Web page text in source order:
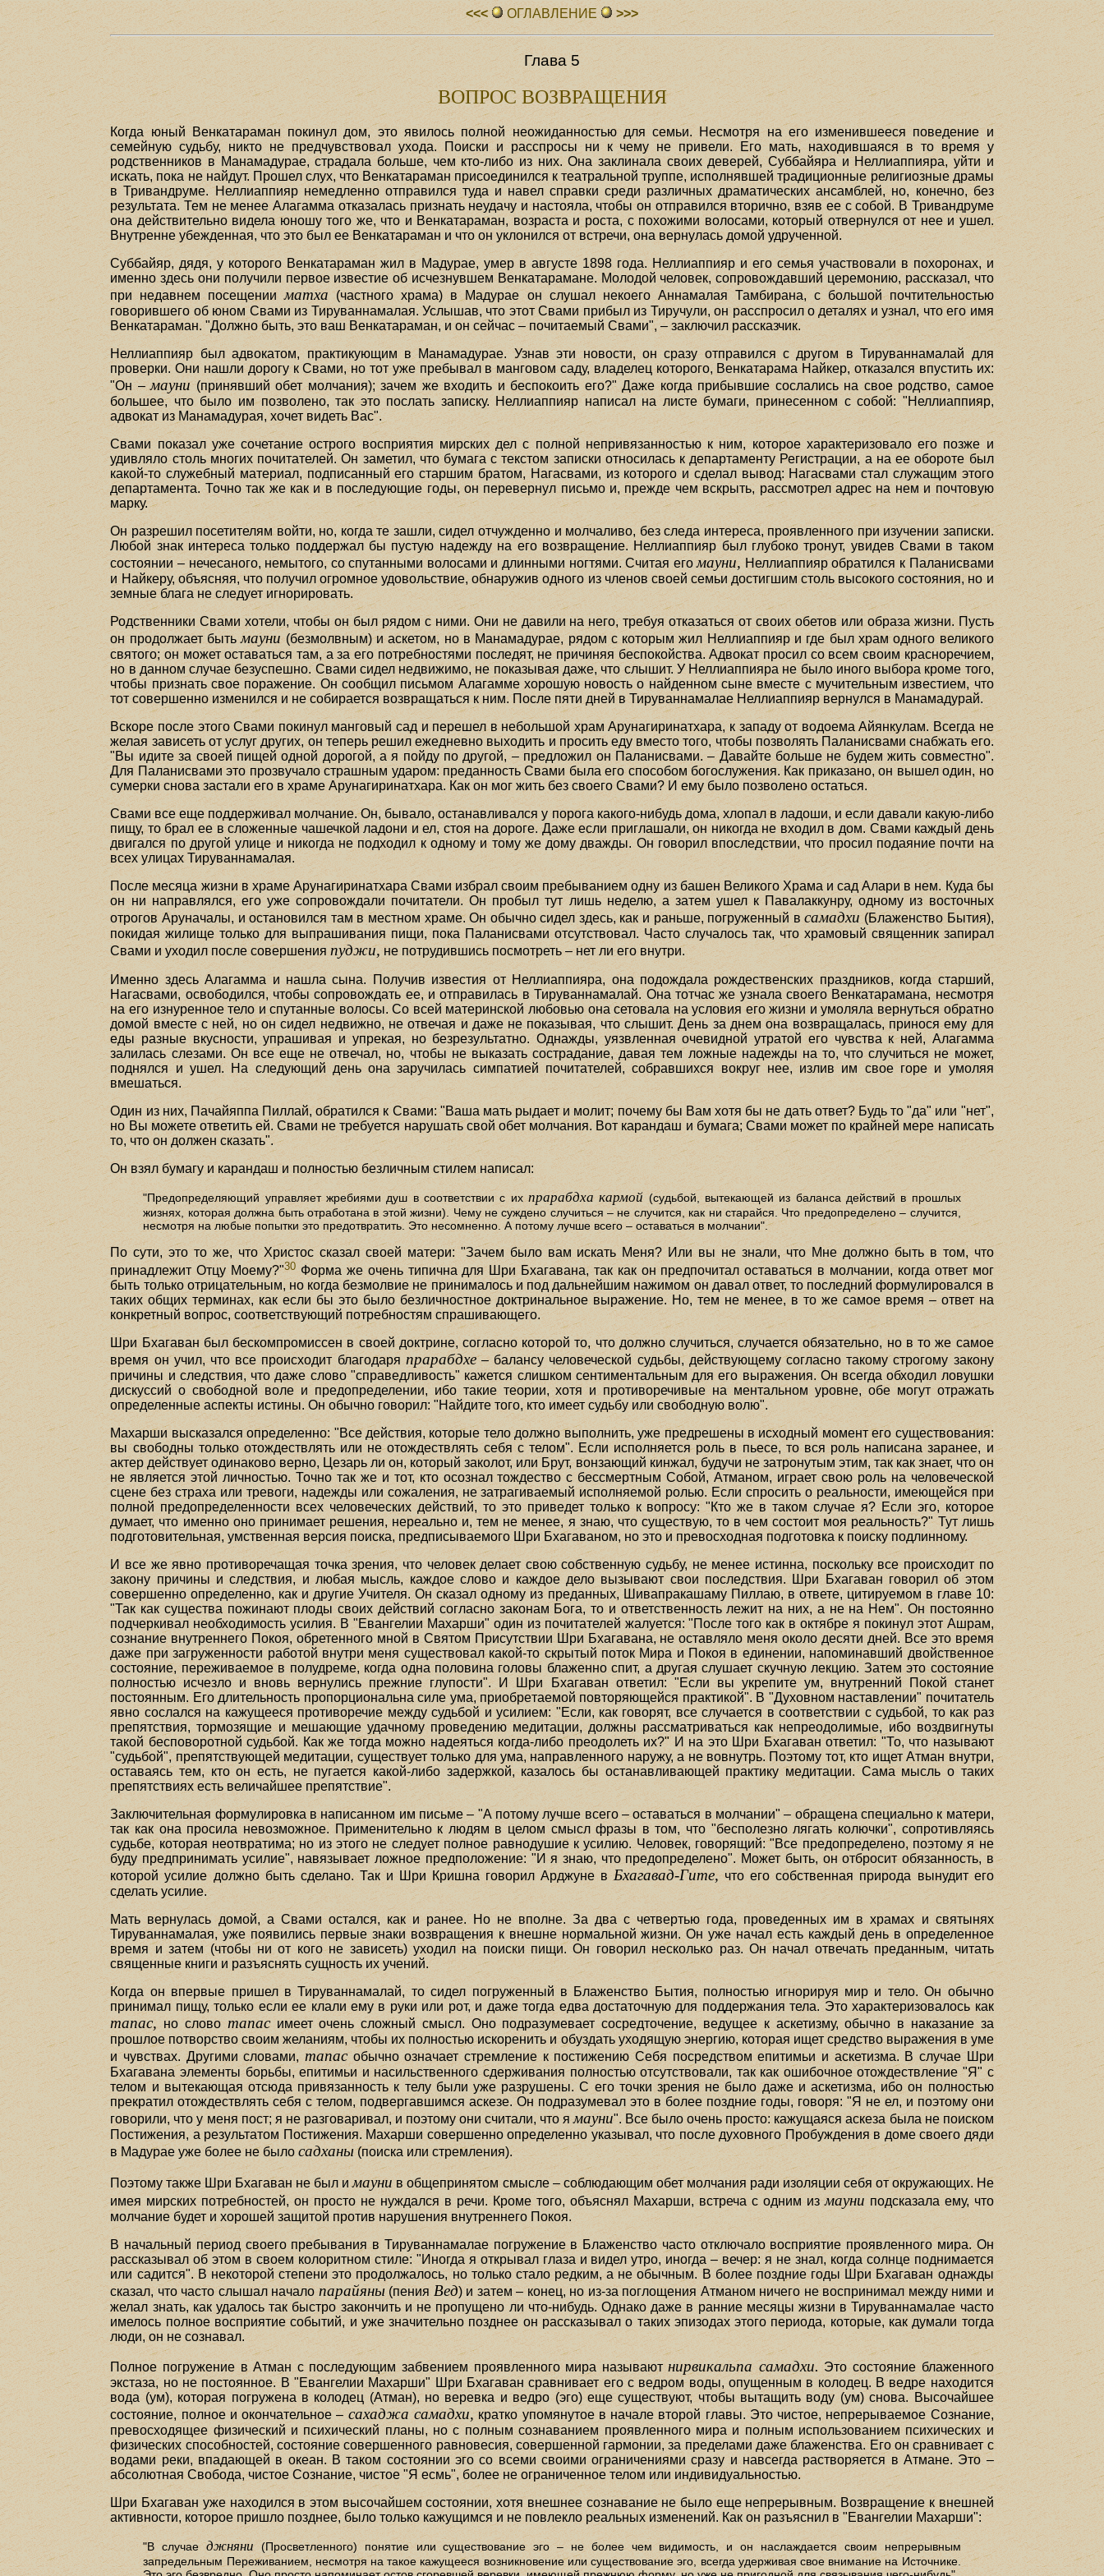
<<< ОГЛАВЛЕHИЕ >>>
Глава 5
ВОПРОС ВОЗВРАЩЕНИЯ
Когда юный Венкатараман покинул дом, это явилось полной неожиданностью для семьи. Несмотря на его изменившееся поведение и
семейную судьбу, никто не предчувствовал ухода. Поиски и расспросы ни к чему не привели. Его мать, находившаяся в то время у
родственников в Манамадурае, страдала больше, чем кто-либо из них. Она заклинала своих деверей, Суббайяра и Неллиаппияра, уйти и
искать, пока не найдут. Прошел слух, что Венкатараман присоединился к театральной труппе, исполнявшей традиционные религиозные драмы
в Тривандруме. Неллиаппияр немедленно отправился туда и навел справки среди различных драматических ансамблей, но, конечно, без
результата. Тем не менее Алагамма отказалась признать неудачу и настояла, чтобы он отправился вторично, взяв ее с собой. В Тривандруме
она действительно видела юношу того же, что и Венкатараман, возраста и роста, с похожими волосами, который отвернулся от нее и ушел.
Внутренне убежденная, что это был ее Венкатараман и что он уклонился от встречи, она вернулась домой удрученной.
Суббайяр, дядя, у которого Венкатараман жил в Мадурае, умер в августе 1898 года. Неллиаппияр и его семья участвовали в похоронах, и
именно здесь они получили первое известие об исчезнувшем Венкатарамане. Молодой человек, сопровождавший церемонию, рассказал, что
при недавнем посещенииматха (частного храма) в Мадурае он слушал некоего Аннамалая Тамбирана, с большой почтительностью
говорившего об юном Свами из Тируваннамалая. Услышав, что этот Свами прибыл из Тиручули, он расспросил о деталях и узнал, что его имя
Венкатараман. "Должно быть, это ваш Венкатараман, и он сейчас – почитаемый Свами", – заключил рассказчик.
Неллиаппияр был адвокатом, практикующим в Манамадурае. Узнав эти новости, он сразу отправился с другом в Тируваннамалай для
проверки. Они нашли дорогу к Свами, но тот уже пребывал в манговом саду, владелец которого, Венкатарама Найкер, отказался впустить их:
"Он –мауни (принявший обет молчания); зачем же входить и беспокоить его?" Даже когда прибывшие сослались на свое родство, самое
большее, что было им позволено, так это послать записку. Неллиаппияр написал на листе бумаги, принесенном с собой: "Неллиаппияр,
адвокат из Манамадурая, хочет видеть Вас".
Свами показал уже сочетание острого восприятия мирских дел с полной непривязанностью к ним, которое характеризовало его позже и
удивляло столь многих почитателей. Он заметил, что бумага с текстом записки относилась к департаменту Регистрации, а на ее обороте был
какой-то служебный материал, подписанный его старшим братом, Нагасвами, из которого и сделал вывод: Нагасвами стал служащим этого
департамента. Точно так же как и в последующие годы, он перевернул письмо и, прежде чем вскрыть, рассмотрел адрес на нем и почтовую
марку.
Он разрешил посетителям войти, но, когда те зашли, сидел отчужденно и молчаливо, без следа интереса, проявленного при изучении записки.
Любой знак интереса только поддержал бы пустую надежду на его возвращение. Неллиаппияр был глубоко тронут, увидев Свами в таком
состоянии – нечесаного, немытого, со спутанными волосами и длинными ногтями. Считая егомауни, Неллиаппияр обратился к Паланисвами
и Найкеру, объясняя, что получил огромное удовольствие, обнаружив одного из членов своей семьи достигшим столь высокого состояния, но и
земные блага не следует игнорировать.
Родственники Свами хотели, чтобы он был рядом с ними. Они не давили на него, требуя отказаться от своих обетов или образа жизни. Пусть
он продолжает бытьмауни (безмолвным) и аскетом, но в Манамадурае, рядом с которым жил Неллиаппияр и где был храм одного великого
святого; он может оставаться там, а за его потребностями последят, не причиняя беспокойства. Адвокат просил со всем своим красноречием,
но в данном случае безуспешно. Свами сидел недвижимо, не показывая даже, что слышит. У Неллиаппияра не было иного выбора кроме того,
чтобы признать свое поражение. Он сообщил письмом Алагамме хорошую новость о найденном сыне вместе с мучительным известием, что
тот совершенно изменился и не собирается возвращаться к ним. После пяти дней в Тируваннамалае Неллиаппияр вернулся в Манамадурай.
Вскоре после этого Свами покинул манговый сад и перешел в небольшой храм Арунагиринатхара, к западу от водоема Айянкулам. Всегда не
желая зависеть от услуг других, он теперь решил ежедневно выходить и просить еду вместо того, чтобы позволять Паланисвами снабжать его.
"Вы идите за своей пищей одной дорогой, а я пойду по другой, – предложил он Паланисвами. – Давайте больше не будем жить совместно".
Для Паланисвами это прозвучало страшным ударом: преданность Свами была его способом богослужения. Как приказано, он вышел один, но
сумерки снова застали его в храме Арунагиринатхара. Как он мог жить без своего Свами? И ему было позволено остаться.
Свами все еще поддерживал молчание. Он, бывало, останавливался у порога какого-нибудь дома, хлопал в ладоши, и если давали какую-либо
пищу, то брал ее в сложенные чашечкой ладони и ел, стоя на дороге. Даже если приглашали, он никогда не входил в дом. Свами каждый день
двигался по другой улице и никогда не подходил к одному и тому же дому дважды. Он говорил впоследствии, что просил подаяние почти на
всех улицах Тируваннамалая.
После месяца жизни в храме Арунагиринатхара Свами избрал своим пребыванием одну из башен Великого Храма и сад Алари в нем. Куда бы
он ни направлялся, его уже сопровождали почитатели. Он пробыл тут лишь неделю, а затем ушел к Павалаккунру, одному из восточных
отрогов Аруначалы, и остановился там в местном храме. Он обычно сидел здесь, как и раньше, погруженный всамадхи(Блаженство Бытия),
покидая жилище только для выпрашивания пищи, пока Паланисвами отсутствовал. Часто случалось так, что храмовый священник запирал
Свами и уходил после совершения пуджи, не потрудившись посмотреть – нет ли его внутри.
Именно здесь Алагамма и нашла сына. Получив известия от Неллиаппияра, она подождала рождественских праздников, когда старший,
Нагасвами, освободился, чтобы сопровождать ее, и отправилась в Тируваннамалай. Она тотчас же узнала своего Венкатарамана, несмотря
на его изнуренное тело и спутанные волосы. Со всей материнской любовью она сетовала на условия его жизни и умоляла вернуться обратно
домой вместе с ней, но он сидел недвижно, не отвечая и даже не показывая, что слышит. День за днем она возвращалась, принося ему для
еды разные вкусности, упрашивая и упрекая, но безрезультатно. Однажды, уязвленная очевидной утратой его чувства к ней, Алагамма
залилась слезами. Он все еще не отвечал, но, чтобы не выказать сострадание, давая тем ложные надежды на то, что случиться не может,
поднялся и ушел. На следующий день она заручилась симпатией почитателей, собравшихся вокруг нее, излив им свое горе и умоляя
вмешаться.
Один из них, Пачайяппа Пиллай, обратился к Свами: "Ваша мать рыдает и молит; почему бы Вам хотя бы не дать ответ? Будь то "да" или "нет",
но Вы можете ответить ей. Свами не требуется нарушать свой обет молчания. Вот карандаш и бумага; Свами может по крайней мере написать
то, что он должен сказать".
Он взял бумагу и карандаш и полностью безличным стилем написал:
"Предопределяющий управляет жребиями душ в соответствии с ихпрарабдха кармой (судьбой, вытекающей из баланса действий в прошлых
жизнях, которая должна быть отработана в этой жизни). Чему не суждено случиться – не случится, как ни старайся. Что предопределено – случится,
несмотря на любые попытки это предотвратить. Это несомненно. А потому лучше всего – оставаться в молчании".
По сути, это то же, что Христос сказал своей матери: "Зачем было вам искать Меня? Или вы не знали, что Мне должно быть в том, что
принадлежит Отцу Моему?"30 Форма же очень типична для Шри Бхагавана, так как он предпочитал оставаться в молчании, когда ответ мог
быть только отрицательным, но когда безмолвие не принималось и под дальнейшим нажимом он давал ответ, то последний формулировался в
таких общих терминах, как если бы это было безличностное доктринальное выражение. Но, тем не менее, в то же самое время – ответ на
конкретный вопрос, соответствующий потребностям спрашивающего.
Шри Бхагаван был бескомпромиссен в своей доктрине, согласно которой то, что должно случиться, случается обязательно, но в то же самое
время он учил, что все происходит благодаря прарабдхе– балансу человеческой судьбы, действующему согласно такому строгому закону
причины и следствия, что даже слово "справедливость" кажется слишком сентиментальным для его выражения. Он всегда обходил ловушки
дискуссий о свободной воле и предопределении, ибо такие теории, хотя и противоречивые на ментальном уровне, обе могут отражать
определенные аспекты истины. Он обычно говорил: "Найдите того, кто имеет судьбу или свободную волю".
Махарши высказался определенно: "Все действия, которые тело должно выполнить, уже предрешены в исходный момент его существования:
вы свободны только отождествлять или не отождествлять себя с телом". Если исполняется роль в пьесе, то вся роль написана заранее, и
актер действует одинаково верно, Цезарь ли он, который заколот, или Брут, вонзающий кинжал, будучи не затронутым этим, так как знает, что он
не является этой личностью. Точно так же и тот, кто осознал тождество с бессмертным Собой, Атманом, играет свою роль на человеческой
сцене без страха или тревоги, надежды или сожаления, не затрагиваемый исполняемой ролью. Если спросить о реальности, имеющейся при
полной предопределенности всех человеческих действий, то это приведет только к вопросу: "Кто же в таком случае я? Если эго, которое
думает, что именно оно принимает решения, нереально и, тем не менее, я знаю, что существую, то в чем состоит моя реальность?" Тут лишь
подготовительная, умственная версия поиска, предписываемого Шри Бхагаваном, но это и превосходная подготовка к поиску подлинному.
И все же явно противоречащая точка зрения, что человек делает свою собственную судьбу, не менее истинна, поскольку все происходит по
закону причины и следствия, и любая мысль, каждое слово и каждое дело вызывают свои последствия. Шри Бхагаван говорил об этом
совершенно определенно, как и другие Учителя. Он сказал одному из преданных, Шивапракашаму Пиллаю, в ответе, цитируемом в главе 10:
"Так как существа пожинают плоды своих действий согласно законам Бога, то и ответственность лежит на них, а не на Нем". Он постоянно
подчеркивал необходимость усилия. В "Евангелии Махарши" один из почитателей жалуется: "После того как в октябре я покинул этот Ашрам,
сознание внутреннего Покоя, обретенного мной в Святом Присутствии Шри Бхагавана, не оставляло меня около десяти дней. Все это время
даже при загруженности работой внутри меня существовал какой-то скрытый поток Мира и Покоя в единении, напоминавший двойственное
состояние, переживаемое в полудреме, когда одна половина головы блаженно спит, а другая слушает скучную лекцию. Затем это состояние
полностью исчезло и вновь вернулись прежние глупости". И Шри Бхагаван ответил: "Если вы укрепите ум, внутренний Покой станет
постоянным. Его длительность пропорциональна силе ума, приобретаемой повторяющейся практикой". В "Духовном наставлении" почитатель
явно сослался на кажущееся противоречие между судьбой и усилием: "Если, как говорят, все случается в соответствии с судьбой, то как раз
препятствия, тормозящие и мешающие удачному проведению медитации, должны рассматриваться как непреодолимые, ибо воздвигнуты
такой бесповоротной судьбой. Как же тогда можно надеяться когда-либо преодолеть их?" И на это Шри Бхагаван ответил: "То, что называют
"судьбой", препятствующей медитации, существует только для ума, направленного наружу, а не вовнутрь. Поэтому тот, кто ищет Атман внутри,
оставаясь тем, кто он есть, не пугается какой-либо задержкой, казалось бы останавливающей практику медитации. Сама мысль о таких
препятствиях есть величайшее препятствие".
Заключительная формулировка в написанном им письме – "А потому лучше всего – оставаться в молчании" – обращена специально к матери,
так как она просила невозможное. Применительно к людям в целом смысл фразы в том, что "бесполезно лягать колючки", сопротивляясь
судьбе, которая неотвратима; но из этого не следует полное равнодушие к усилию. Человек, говорящий: "Все предопределено, поэтому я не
буду предпринимать усилие", навязывает ложное предположение: "И я знаю, что предопределено". Может быть, он отбросит обязанность, в
которой усилие должно быть сделано. Так и Шри Кришна говорил Арджуне вБхагавад-Гите,что его собственная природа вынудит его
сделать усилие.
Мать вернулась домой, а Свами остался, как и ранее. Но не вполне. За два с четвертью года, проведенных им в храмах и святынях
Тируваннамалая, уже появились первые знаки возвращения к внешне нормальной жизни. Он уже начал есть каждый день в определенное
время и затем (чтобы ни от кого не зависеть) уходил на поиски пищи. Он говорил несколько раз. Он начал отвечать преданным, читать
священные книги и разъяснять сущность их учений.
Когда он впервые пришел в Тируваннамалай, то сидел погруженный в Блаженство Бытия, полностью игнорируя мир и тело. Он обычно
принимал пищу, только если ее клали ему в руки или рот, и даже тогда едва достаточную для поддержания тела. Это характеризовалось как
тапас, но слово тапасимеет очень сложный смысл. Оно подразумевает сосредточение, ведущее к аскетизму, обычно в наказание за
прошлое потворство своим желаниям, чтобы их полностью искоренить и обуздать уходящую энергию, которая ищет средство выражения в уме
и чувствах. Другими словами, тапасобычно означает стремление к постижению Себя посредством епитимьи и аскетизма. В случае Шри
Бхагавана элементы борьбы, епитимьи и насильственного сдерживания полностью отсутствовали, так как ошибочное отождествление "Я" с
телом и вытекающая отсюда привязанность к телу были уже разрушены. С его точки зрения не было даже и аскетизма, ибо он полностью
прекратил отождествлять себя с телом, подвергавшимся аскезе. Он подразумевал это в более поздние годы, говоря: "Я не ел, и поэтому они
говорили, что у меня пост; я не разговаривал, и поэтому они считали, что ямауни". Все было очень просто: кажущаяся аскеза была не поиском
Постижения, а результатом Постижения. Махарши совершенно определенно указывал, что после духовного Пробуждения в доме своего дяди
в Мадурае уже более не былосадханы(поиска или стремления).
Поэтому также Шри Бхагаван не был имаунив общепринятом смысле – соблюдающим обет молчания ради изоляции себя от окружающих. Не
имея мирских потребностей, он просто не нуждался в речи. Кроме того, объяснял Махарши, встреча с одним измауни подсказала ему, что
молчание будет и хорошей защитой против нарушения внутреннего Покоя.
В начальный период своего пребывания в Тируваннамалае погружение в Блаженство часто отключало восприятие проявленного мира. Он
рассказывал об этом в своем колоритном стиле: "Иногда я открывал глаза и видел утро, иногда – вечер: я не знал, когда солнце поднимается
или садится". В некоторой степени это продолжалось, но только стало редким, а не обычным. В более поздние годы Шри Бхагаван однажды
сказал, что часто слышал начало парайяны(пения Вед) и затем – конец, но из-за поглощения Атманом ничего не воспринимал между ними и
желал знать, как удалось так быстро закончить и не пропущено ли что-нибудь. Однако даже в ранние месяцы жизни в Тируваннамалае часто
имелось полное восприятие событий, и уже значительно позднее он рассказывал о таких эпизодах этого периода, которые, как думали тогда
люди, он не сознавал.
Полное погружение в Атман с последующим забвением проявленного мира называют нирвикальпа самадхи. Это состояние блаженного
экстаза, но не постоянное. В "Евангелии Махарши" Шри Бхагаван сравнивает его с ведром воды, опущенным в колодец. В ведре находится
вода (ум), которая погружена в колодец (Атман), но веревка и ведро (эго) еще существуют, чтобы вытащить воду (ум) снова. Высочайшее
состояние, полное и окончательное – сахаджа самадхи, кратко упомянутое в начале второй главы. Это чистое, непрерываемое Сознание,
превосходящее физический и психический планы, но с полным сознаванием проявленного мира и полным использованием психических и
физических способностей, состояние совершенного равновесия, совершенной гармонии, за пределами даже блаженства. Его он сравнивает с
водами реки, впадающей в океан. В таком состоянии эго со всеми своими ограничениями сразу и навсегда растворяется в Атмане. Это –
абсолютная Свобода, чистое Сознание, чистое "Я есмь", более не ограниченное телом или индивидуальностью.
Шри Бхагаван уже находился в этом высочайшем состоянии, хотя внешнее сознавание не было еще непрерывным. Возвращение к внешней
активности, которое пришло позднее, было только кажущимся и не повлекло реальных изменений. Как он разъяснил в "Евангелии Махарши":
"В случаеджняни (Просветленного) понятие или существование эго – не более чем видимость, и он наслаждается своим непрерывным
запредельным Переживанием, несмотря на такое кажущееся возникновение или существование эго, всегда удерживая свое внимание на Источнике.